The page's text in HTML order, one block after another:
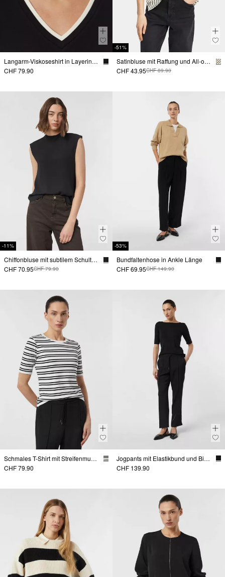
Langarm-Viskoseshirt in Layering-Optik
CHF 79.90
-51%
Satinbluse mit Raffung und All-over-Print
CHF 43.95CHF 89.90
-11%
Chiffonbluse mit subtilem Schulterpolster
CHF 70.95CHF 79.90
-53%
Bundfaltenhose in Ankle Länge
CHF 69.95CHF 149.90
Schmales T-Shirt mit Streifenmuster
CHF 79.90
Jogpants mit Elastikbund und Biesen-Detail
CHF 139.90